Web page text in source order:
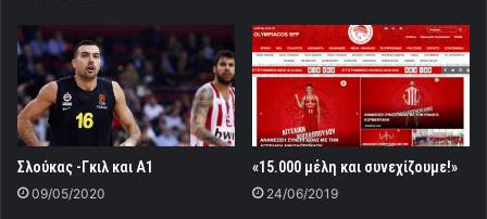
Σλούκας -Γκιλ και Α1
09/05/2020
«15.000 μέλη και συνεχίζουμε!»
24/06/2019